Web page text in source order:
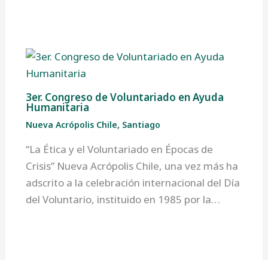
3er. Congreso de Voluntariado en Ayuda
Humanitaria
Nueva Acrópolis Chile, Santiago
“La Ética y el Voluntariado en Épocas de
Crisis” Nueva Acrópolis Chile, una vez más ha
adscrito a la celebración internacional del Día
del Voluntario, instituido en 1985 por la…